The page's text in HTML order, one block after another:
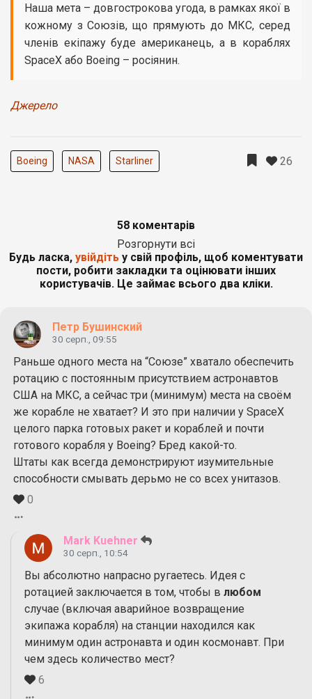
Наша мета – довгострокова угода, в рамках якої в
кожному з Союзів, що прямують до МКС, серед
членів екіпажу буде американець, а в кораблях
SpaceX або Boeing – росіянин.
Джерело
Boeing NASA Starliner 26
58 коментарів
Розгорнути всі
Будь ласка, увійдіть у свій профіль, щоб коментувати
пости, робити закладки та оцінювати інших
користувачів. Це займає всього два кліки.
Петр Бушинский
30 серп., 09:55
Раньше одного места на “Союзе” хватало обеспечить
ротацию с постоянным присутствием астронавтов
США на МКС, а сейчас три (минимум) места на своём
же корабле не хватает? И это при наличии у SpaceX
целого парка готовых ракет и кораблей и почти
готового корабля у Boeing? Бред какой-то.
Штаты как всегда демонстрируют изумительные
способности смывать дерьмо не со всех унитазов.
0
Mark Kuehner
30 серп., 10:54
Вы абсолютно напрасно ругаетесь. Идея с
ротацией заключается в том, чтобы в любом
случае (включая аварийное возвращение
экипажа корабля) на станции находился как
минимум один астронавта и один космонавт. При
чем здесь количество мест?
6